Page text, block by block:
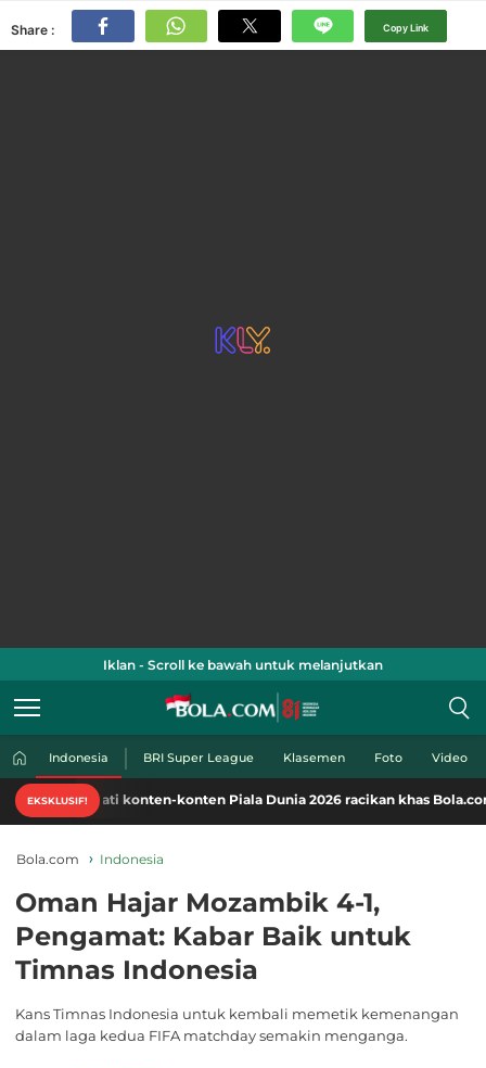
Share : Copy Link
Iklan - Scroll ke bawah untuk melanjutkan
Indonesia BRI Super League Klasemen Foto Video
EKSKLUSIF!
konten-konten Piala Dunia 2026 racikan khas Bola.com. Klik di sini!
Bola.com Indonesia
Oman Hajar Mozambik 4-1,
Pengamat: Kabar Baik untuk
Timnas Indonesia
Kans Timnas Indonesia untuk kembali memetik kemenangan
dalam laga kedua FIFA matchday semakin menganga.